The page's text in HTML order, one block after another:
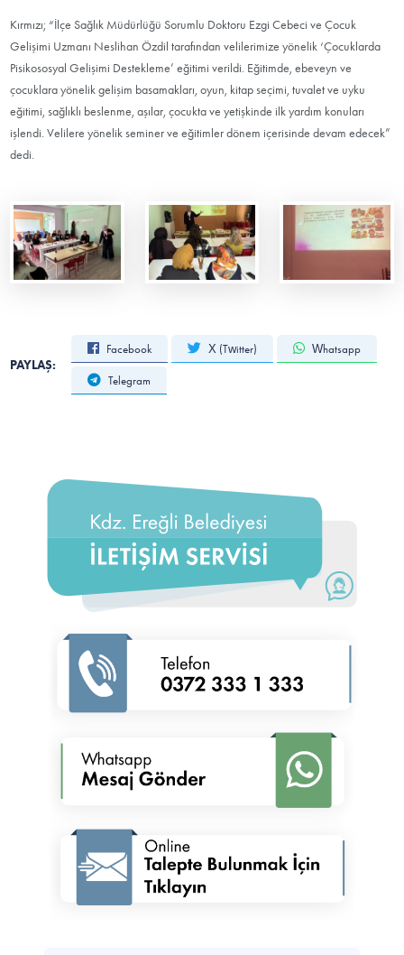
Kırmızı; “İlçe Sağlık Müdürlüğü Sorumlu Doktoru Ezgi Cebeci ve Çocuk
Gelişimi Uzmanı Neslihan Özdil tarafından velilerimize yönelik ‘Çocuklarda
Pisikososyal Gelişimi Destekleme’ eğitimi verildi. Eğitimde, ebeveyn ve
çocuklara yönelik gelişim basamakları, oyun, kitap seçimi, tuvalet ve uyku
eğitimi, sağlıklı beslenme, aşılar, çocukta ve yetişkinde ilk yardım konuları
işlendi. Velilere yönelik seminer ve eğitimler dönem içerisinde devam edecek”
dedi.
PAYLAŞ:
Facebook X (Twitter) Whatsapp
Telegram